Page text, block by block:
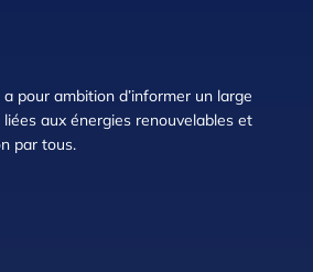
pour ambition d’informer un large
aux énergies renouvelables et
par tous.